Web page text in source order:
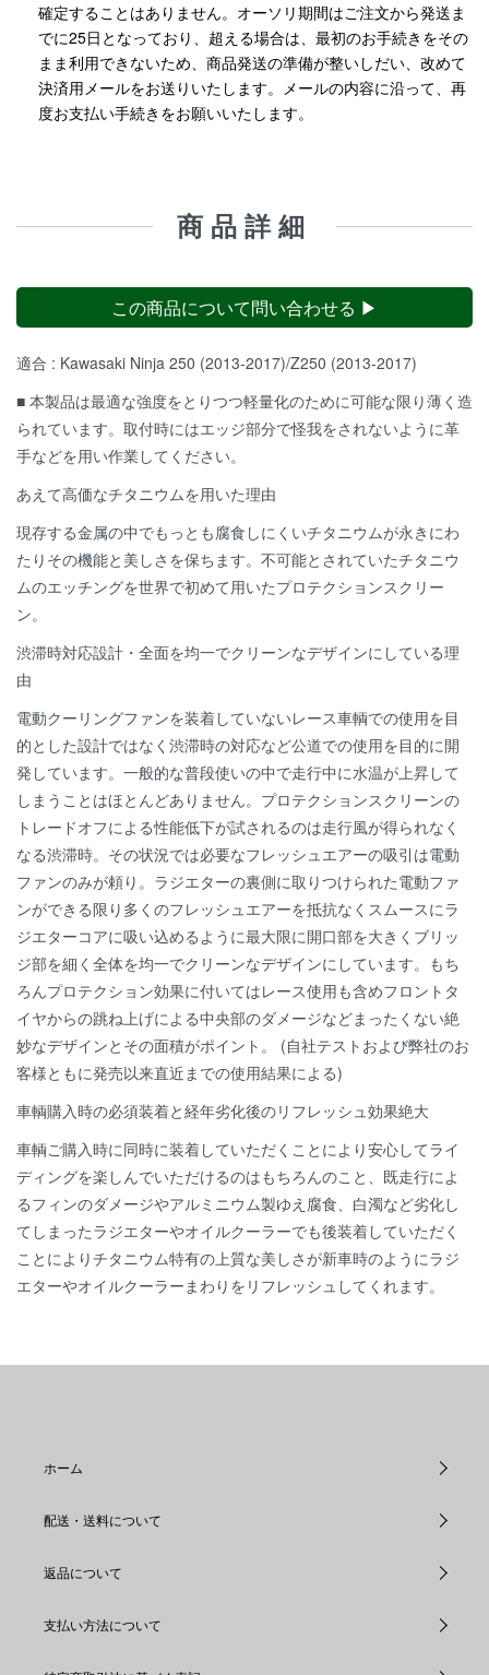
確定することはありません。オーソリ期間はご注文から発送ま
でに25日となっており、超える場合は、最初のお手続きをその
まま利用できないため、商品発送の準備が整いしだい、改めて
決済用メールをお送りいたします。メールの内容に沿って、再
度お支払い手続きをお願いいたします。
商品詳細
この商品について問い合わせる ▶
適合 : Kawasaki Ninja 250 (2013-2017)/Z250 (2013-2017)
■ 本製品は最適な強度をとりつつ軽量化のために可能な限り薄く造
られています。取付時にはエッジ部分で怪我をされないように革
手などを用い作業してください。
あえて高価なチタニウムを用いた理由
現存する金属の中でもっとも腐食しにくいチタニウムが永きにわ
たりその機能と美しさを保ちます。不可能とされていたチタニウ
ムのエッチングを世界で初めて用いたプロテクションスクリー
ン。
渋滞時対応設計・全面を均一でクリーンなデザインにしている理
由
電動クーリングファンを装着していないレース車輌での使用を目
的とした設計ではなく渋滞時の対応など公道での使用を目的に開
発しています。一般的な普段使いの中で走行中に水温が上昇して
しまうことはほとんどありません。プロテクションスクリーンの
トレードオフによる性能低下が試されるのは走行風が得られなく
なる渋滞時。その状況では必要なフレッシュエアーの吸引は電動
ファンのみが頼り。ラジエターの裏側に取りつけられた電動ファ
ンができる限り多くのフレッシュエアーを抵抗なくスムースにラ
ジエターコアに吸い込めるように最大限に開口部を大きくブリッ
ジ部を細く全体を均一でクリーンなデザインにしています。もち
ろんプロテクション効果に付いてはレース使用も含めフロントタ
イヤからの跳ね上げによる中央部のダメージなどまったくない絶
妙なデザインとその面積がポイント。 (自社テストおよび弊社のお
客様ともに発売以来直近までの使用結果による)
車輌購入時の必須装着と経年劣化後のリフレッシュ効果絶大
車輌ご購入時に同時に装着していただくことにより安心してライ
ディングを楽しんでいただけるのはもちろんのこと、既走行によ
るフィンのダメージやアルミニウム製ゆえ腐食、白濁など劣化し
てしまったラジエターやオイルクーラーでも後装着していただく
ことによりチタニウム特有の上質な美しさが新車時のようにラジ
エターやオイルクーラーまわりをリフレッシュしてくれます。
ホーム
配送・送料について
返品について
支払い方法について